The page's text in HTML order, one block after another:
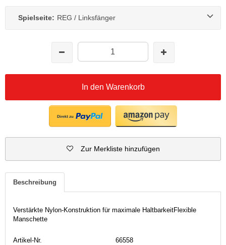
Spielseite: REG / Linksfänger
In den Warenkorb
Zur Merkliste hinzufügen
Beschreibung
Verstärkte Nylon-Konstruktion für maximale HaltbarkeitFlexible
Manschette
Artikel-Nr.
66558